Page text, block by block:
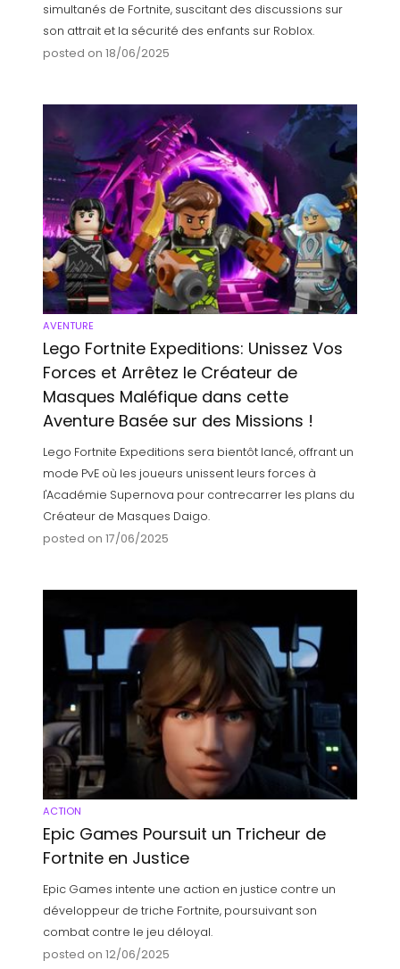
simultanés de Fortnite, suscitant des discussions sur
son attrait et la sécurité des enfants sur Roblox.
posted on 18/06/2025
AVENTURE
Lego Fortnite Expeditions: Unissez Vos
Forces et Arrêtez le Créateur de
Masques Maléfique dans cette
Aventure Basée sur des Missions !
Lego Fortnite Expeditions sera bientôt lancé, offrant un
mode PvE où les joueurs unissent leurs forces à
l'Académie Supernova pour contrecarrer les plans du
Créateur de Masques Daigo.
posted on 17/06/2025
ACTION
Epic Games Poursuit un Tricheur de
Fortnite en Justice
Epic Games intente une action en justice contre un
développeur de triche Fortnite, poursuivant son
combat contre le jeu déloyal.
posted on 12/06/2025